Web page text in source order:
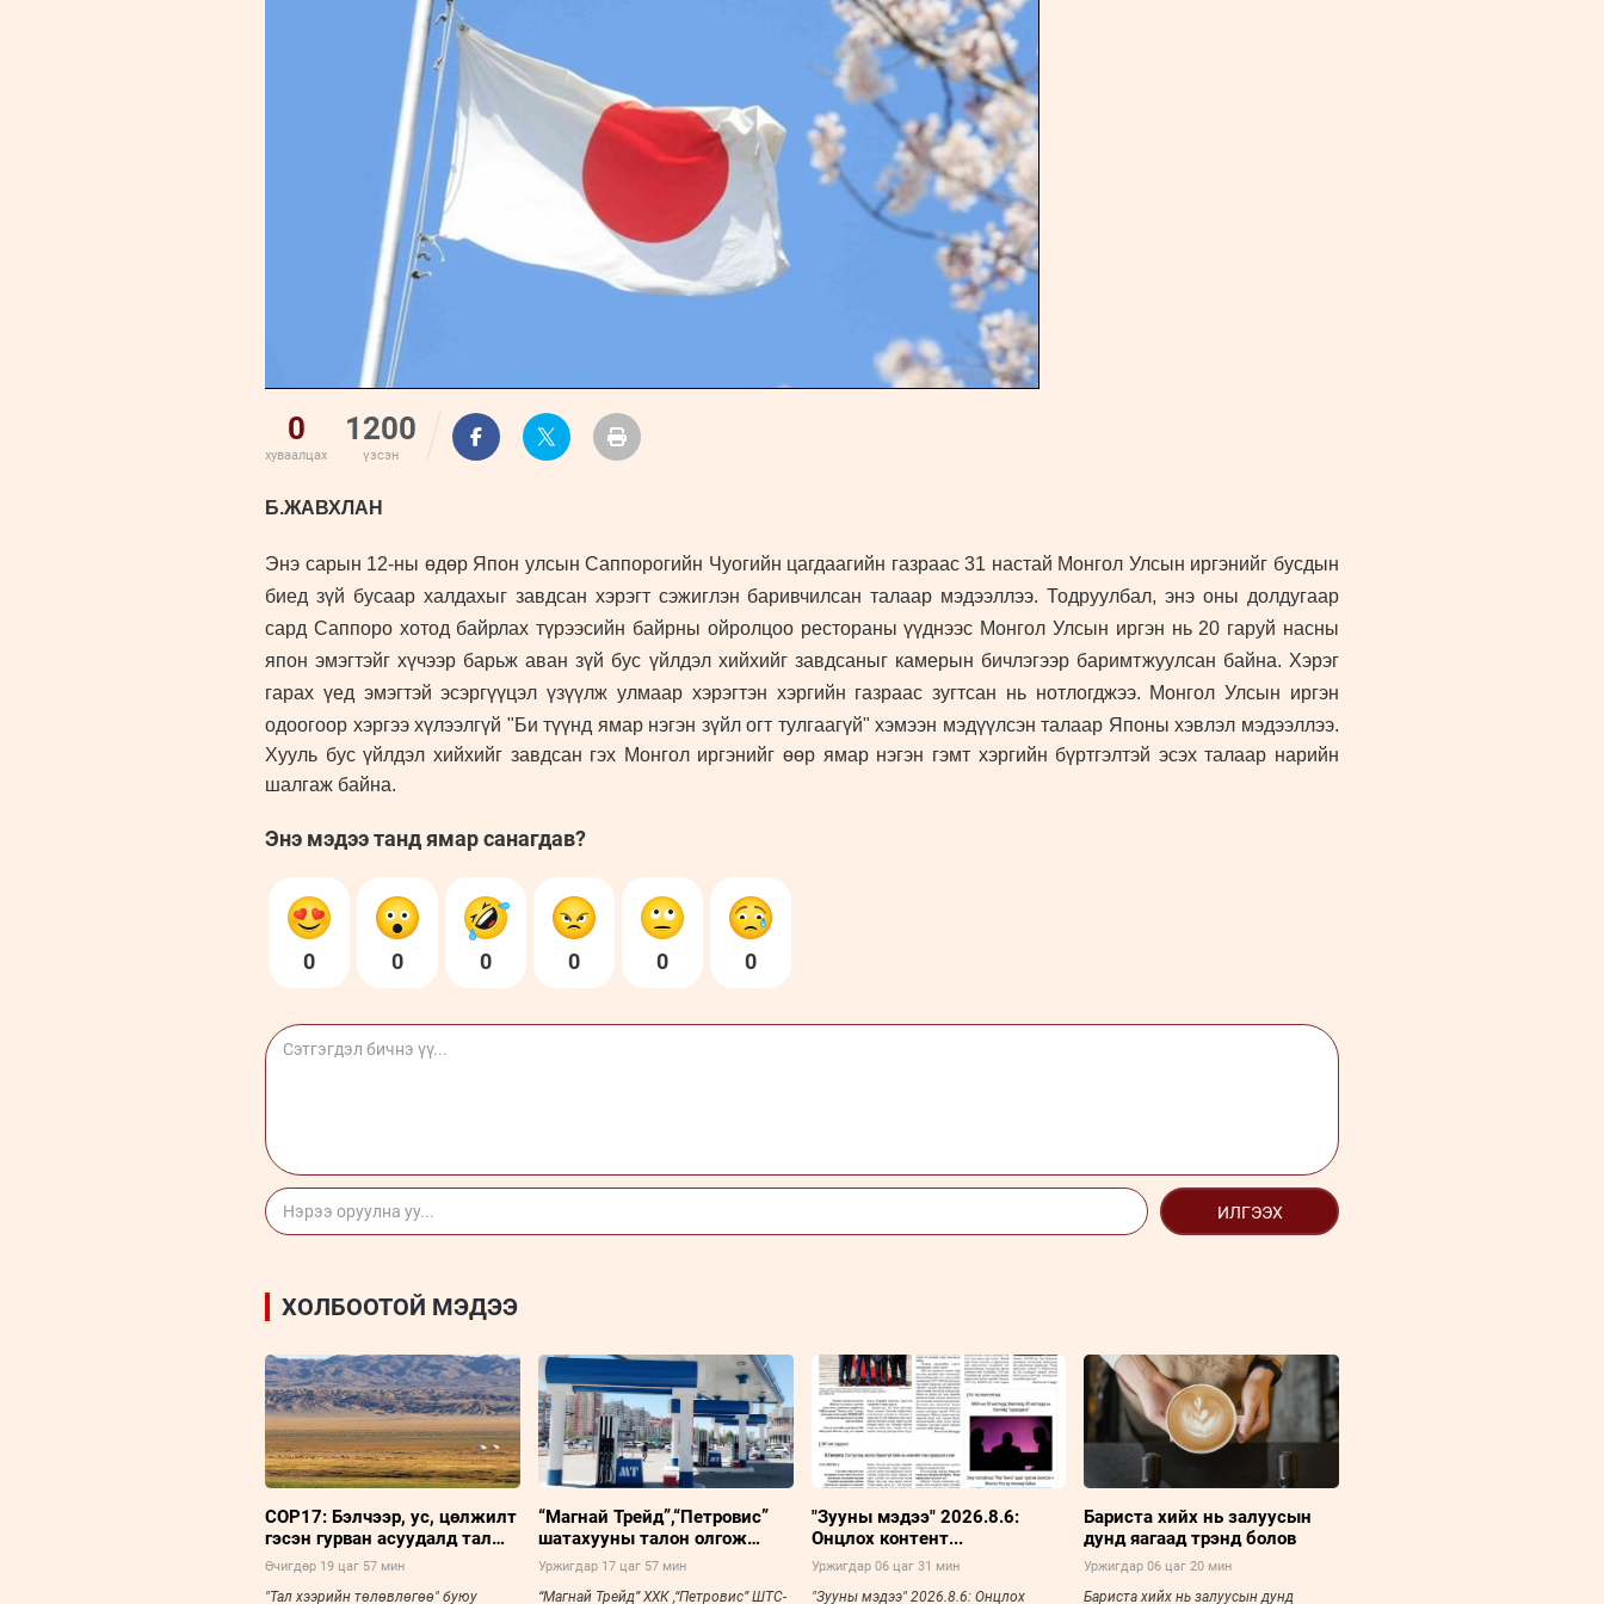
0
хуваалцах
1200
үзсэн
Б.ЖАВХЛАН
Энэ сарын 12-ны өдөр Япон улсын Саппорогийн Чуогийн цагдаагийн газраас 31 настай Монгол Улсын иргэнийг бусдын
биед зүй бусаар халдахыг завдсан хэрэгт сэжиглэн баривчилсан талаар мэдээллээ. Тодруулбал, энэ оны долдугаар
сард Саппоро хотод байрлах түрээсийн байрны ойролцоо рестораны үүднээс Монгол Улсын иргэн нь 20 гаруй насны
япон эмэгтэйг хүчээр барьж аван зүй бус үйлдэл хийхийг завдсаныг камерын бичлэгээр баримтжуулсан байна. Хэрэг
гарах үед эмэгтэй эсэргүүцэл үзүүлж улмаар хэрэгтэн хэргийн газраас зугтсан нь нотлогджээ. Монгол Улсын иргэн
одоогоор хэргээ хүлээлгүй "Би түүнд ямар нэгэн зүйл огт тулгаагүй" хэмээн мэдүүлсэн талаар Японы хэвлэл мэдээллээ.
Хууль бус үйлдэл хийхийг завдсан гэх Монгол иргэнийг өөр ямар нэгэн гэмт хэргийн бүртгэлтэй эсэх талаар нарийн
шалгаж байна.
Энэ мэдээ танд ямар санагдав?
0 0 0 0 0 0
ИЛГЭЭХ
ХОЛБООТОЙ МЭДЭЭ
COP17: Бэлчээр, ус, цөлжилт
гэсэн гурван асуудалд тал
хээрийн төлөвлөгөө төвлөрч
Өчигдөр 19 цаг 57 мин
"Тал хээрийн төлөвлөгөө" буюу
“Магнай Трейд”,“Петровис”
шатахууны талон олгож
эхэллээ
Уржигдар 17 цаг 57 мин
“Магнай Трейд” ХХК ,“Петровис” ШТС-
"Зууны мэдээ" 2026.8.6:
Онцлох контент...
Уржигдар 06 цаг 31 мин
"Зууны мэдээ" 2026.8.6: Онцлох
Бариста хийх нь залуусын
дунд яагаад трэнд болов
Уржигдар 06 цаг 20 мин
Бариста хийх нь залуусын дунд